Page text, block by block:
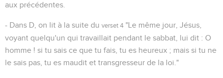
aux précédentes.
- Dans D, on lit à la suite du verset 4 "Le même jour, Jésus,
voyant quelqu'un qui travaillait pendant le sabbat, lui dit : O
homme ! si tu sais ce que tu fais, tu es heureux ; mais si tu ne
le sais pas, tu es maudit et transgresseur de la loi."